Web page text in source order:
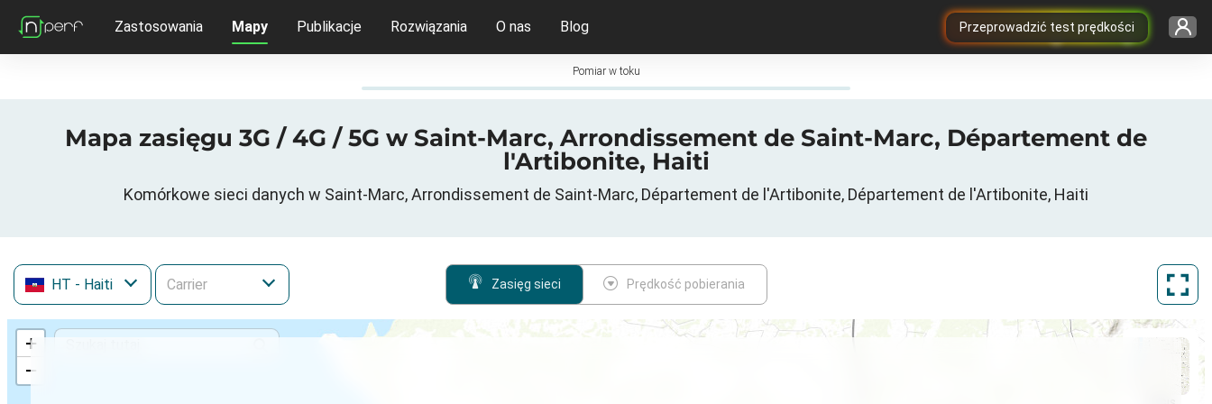
Przeprowadzić test prędkości
Zastosowania Mapy Publikacje Rozwiązania O nas Blog
Pomiar w toku
Mapa zasięgu 3G / 4G / 5G w Saint-Marc, Arrondissement de Saint-Marc, Département de
l'Artibonite, Haiti
Komórkowe sieci danych w Saint-Marc, Arrondissement de Saint-Marc, Département de l'Artibonite, Département de l'Artibonite, Haiti
HT - Haiti Zasięg sieci Prędkość pobierania
+
−